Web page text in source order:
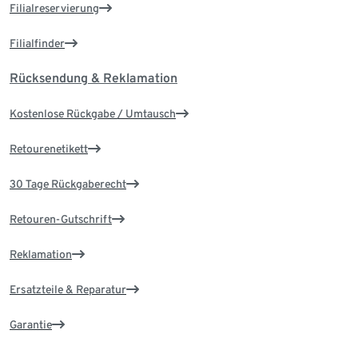
Filialreservierung
Filialfinder
Rücksendung & Reklamation
Kostenlose Rückgabe / Umtausch
Retourenetikett
30 Tage Rückgaberecht
Retouren-Gutschrift
Reklamation
Ersatzteile & Reparatur
Garantie